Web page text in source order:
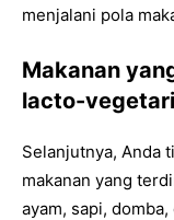
menjalani pola
Makanan
lacto-
Selanjutnya, Anda
makanan yang
ayam, sapi,